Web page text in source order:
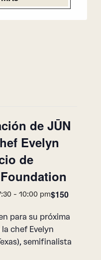
de JŪN
Evelyn
de
- 10:00 pm$150
para su próxima
chef Evelyn
semifinalista